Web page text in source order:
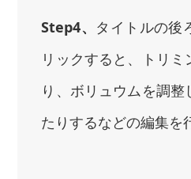
Step4、 タイトルの後
リックすると、トリ
り、ボリュウムを調
たりするなどの編集を